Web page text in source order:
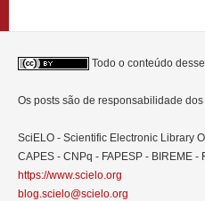
Todo o conteúdo
Os posts são de responsabilidade
SciELO - Scientific Electronic Library
CAPES - CNPq - FAPESP - BIREME -
https://www.scielo.org
blog.scielo@scielo.org